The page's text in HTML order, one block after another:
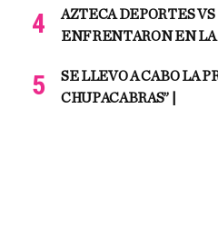
AZTECA DEPORTES
ENFRENTARON EN LA
SE LLEVO A CABO LA
CHUPACABRAS” |